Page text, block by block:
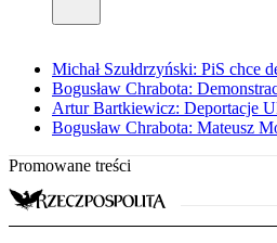
Michał Szułdrzyński: PiS chce
Bogusław Chrabota:
Artur Bartkiewicz: Deportacje
Bogusław Chrabota: Mateusz
Promowane treści